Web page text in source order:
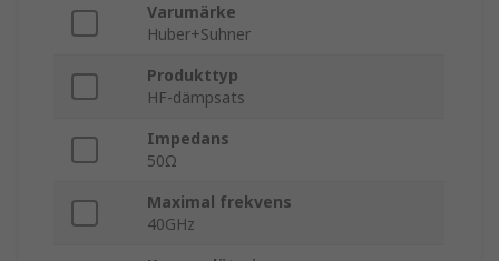
Varumärke
Huber+Suhner
Produkttyp
HF-dämpsats
Impedans
50Ω
Maximal frekvens
40GHz